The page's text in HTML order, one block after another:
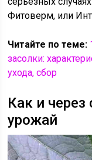
Фитоверм, или
Читайте по теме:
засолки:
ухода, сбор
Как и
урожай